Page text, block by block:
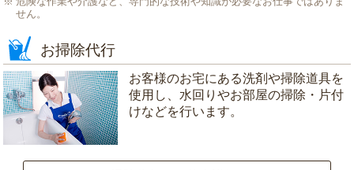
せん。
お掃除代行
お客様のお宅にある洗剤や掃除道具を
使用し、水回りやお部屋の掃除・片付
けなどを行います。